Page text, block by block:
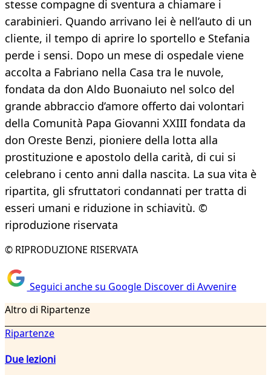
stesse compagne di sventura a chiamare i
carabinieri. Quando arrivano lei è nell’auto di un
cliente, il tempo di aprire lo sportello e Stefania
perde i sensi. Dopo un mese di ospedale viene
accolta a Fabriano nella Casa tra le nuvole,
fondata da don Aldo Buonaiuto nel solco del
grande abbraccio d’amore offerto dai volontari
della Comunità Papa Giovanni XXIII fondata da
don Oreste Benzi, pioniere della lotta alla
prostituzione e apostolo della carità, di cui si
celebrano i cento anni dalla nascita. La sua vita è
ripartita, gli sfruttatori condannati per tratta di
esseri umani e riduzione in schiavitù. ©
riproduzione riservata
© RIPRODUZIONE RISERVATA
Seguici anche su Google Discover di Avvenire
Altro di Ripartenze
Ripartenze
Due lezioni